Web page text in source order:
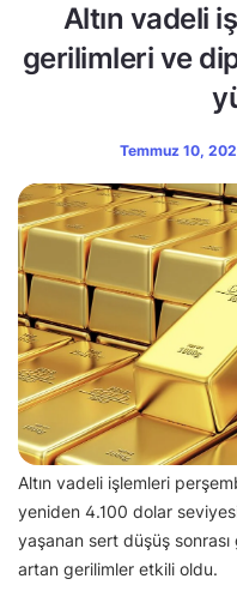
Altın vadeli
gerilimleri ve
Temmuz 10,
Altın vadeli işlemleri
yeniden 4.100 dolar
yaşanan sert düşüş sonrası
artan gerilimler etkili oldu.